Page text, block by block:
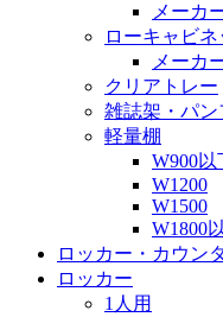
メーカ
ローキャビネ
メーカ
クリアトレー
雑誌架・パン
軽量棚
W900以
W1200
W1500
W1800
ロッカー・カウン
ロッカー
1人用